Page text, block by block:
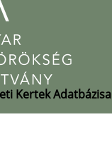
Kertek Adatbázisa